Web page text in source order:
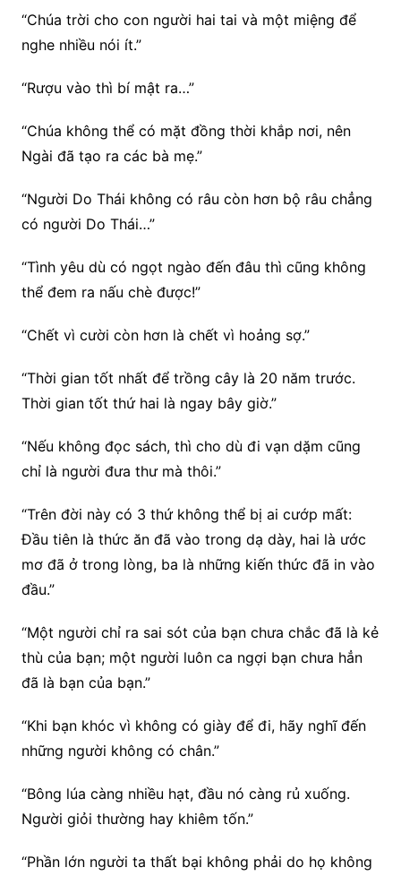
“Chúa trời cho con người hai tai và một miệng để
nghe nhiều nói ít.”
“Rượu vào thì bí mật ra…”
“Chúa không thể có mặt đồng thời khắp nơi, nên
Ngài đã tạo ra các bà mẹ.”
“Người Do Thái không có râu còn hơn bộ râu chẳng
có người Do Thái…”
“Tình yêu dù có ngọt ngào đến đâu thì cũng không
thể đem ra nấu chè được!”
“Chết vì cười còn hơn là chết vì hoảng sợ.”
“Thời gian tốt nhất để trồng cây là 20 năm trước.
Thời gian tốt thứ hai là ngay bây giờ.”
“Nếu không đọc sách, thì cho dù đi vạn dặm cũng
chỉ là người đưa thư mà thôi.”
“Trên đời này có 3 thứ không thể bị ai cướp mất:
Đầu tiên là thức ăn đã vào trong dạ dày, hai là ước
mơ đã ở trong lòng, ba là những kiến thức đã in vào
đầu.”
“Một người chỉ ra sai sót của bạn chưa chắc đã là kẻ
thù của bạn; một người luôn ca ngợi bạn chưa hẳn
đã là bạn của bạn.”
“Khi bạn khóc vì không có giày để đi, hãy nghĩ đến
những người không có chân.”
“Bông lúa càng nhiều hạt, đầu nó càng rủ xuống.
Người giỏi thường hay khiêm tốn.”
“Phần lớn người ta thất bại không phải do họ không